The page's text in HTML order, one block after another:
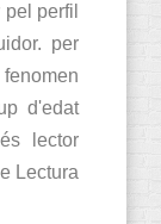
perfil
per
d'edat
lector
Lectura